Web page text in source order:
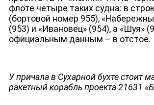
флоте четыре таких судна: в
(бортовой номер 955),
(953) и «Ивановец» (954), а «Шуя»
официальным данным – в отстое.
У причала в Сухарной бухте стоит
ракетный корабль проекта 21631